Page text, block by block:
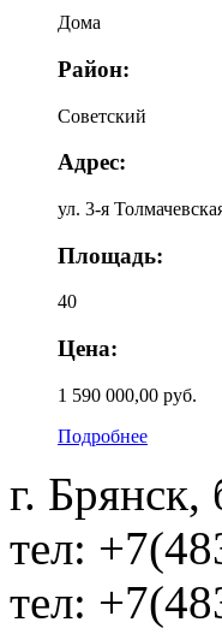
Дома
Район:
Советский
Адрес:
ул. 3-я
Площадь:
40
Цена:
1 590 000,00 руб.
Подробнее
г. Брянск,
тел:
тел: